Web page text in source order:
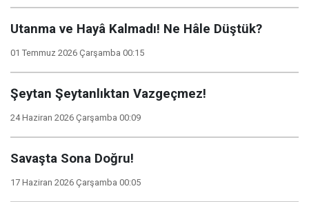
Utanma ve Hayâ Kalmadı! Ne Hâle Düştük?
01 Temmuz 2026 Çarşamba 00:15
Şeytan Şeytanlıktan Vazgeçmez!
24 Haziran 2026 Çarşamba 00:09
Savaşta Sona Doğru!
17 Haziran 2026 Çarşamba 00:05